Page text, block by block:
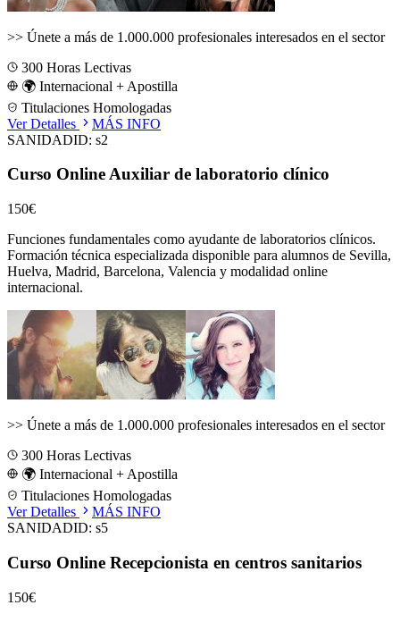
>> Únete a más de 1.000.000 profesionales interesados en el sector
300 Horas Lectivas
🌍 Internacional + Apostilla
Titulaciones Homologadas
Ver Detalles
MÁS INFO
SANIDADID: s2
Curso Online Auxiliar de laboratorio clínico
150€
Funciones fundamentales como ayudante de laboratorios clínicos.
Formación técnica especializada disponible para alumnos de Sevilla,
Huelva, Madrid, Barcelona, Valencia y modalidad online
internacional.
>> Únete a más de 1.000.000 profesionales interesados en el sector
300 Horas Lectivas
🌍 Internacional + Apostilla
Titulaciones Homologadas
Ver Detalles
MÁS INFO
SANIDADID: s5
Curso Online Recepcionista en centros sanitarios
150€